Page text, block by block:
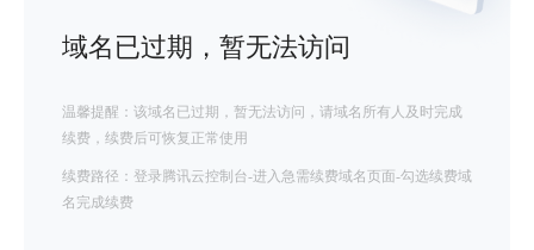
域名已过期，暂无法访问
温馨提醒：该域名已过期，暂无法访问，请域名所有人及时完成
续费，续费后可恢复正常使用
续费路径：登录腾讯云控制台-进入急需续费域名页面-勾选续费域
名完成续费